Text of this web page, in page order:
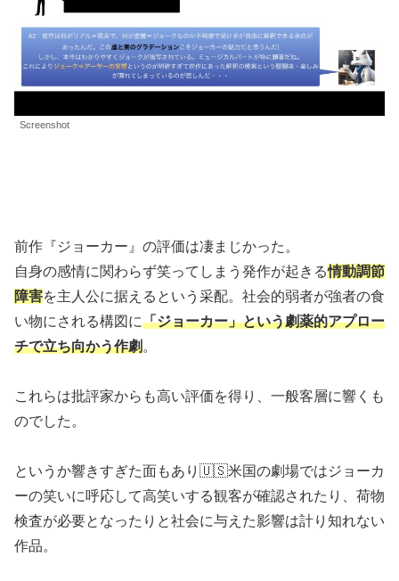
Screenshot
前作『ジョーカー』の評価は凄まじかった。
自身の感情に関わらず笑ってしまう発作が起きる情動調節
障害を主人公に据えるという采配。社会的弱者が強者の食
い物にされる構図に「ジョーカー」という劇薬的アプロー
チで立ち向かう作劇。
これらは批評家からも高い評価を得り、一般客層に響くも
のでした。
というか響きすぎた面もあり🇺🇸米国の劇場ではジョーカ
ーの笑いに呼応して高笑いする観客が確認されたり、荷物
検査が必要となったりと社会に与えた影響は計り知れない
作品。